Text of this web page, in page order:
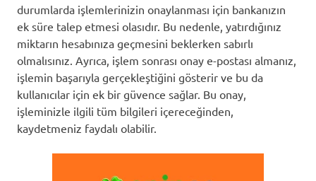
durumlarda işlemlerinizin onaylanması için bankanızın
ek süre talep etmesi olasıdır. Bu nedenle, yatırdığınız
miktarın hesabınıza geçmesini beklerken sabırlı
olmalısınız. Ayrıca, işlem sonrası onay e-postası almanız,
işlemin başarıyla gerçekleştiğini gösterir ve bu da
kullanıcılar için ek bir güvence sağlar. Bu onay,
işleminizle ilgili tüm bilgileri içereceğinden,
kaydetmeniz faydalı olabilir.